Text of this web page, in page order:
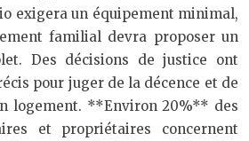
exigera un équipement minimal,
familial devra proposer un
Des décisions de justice ont
pour juger de la décence et de
logement. **Environ 20%** des
et propriétaires concernent